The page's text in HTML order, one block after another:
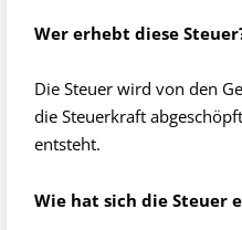
Wer erhebt diese
Die Steuer wird von den
die Steuerkraft
entsteht.
Wie hat sich die Steuer